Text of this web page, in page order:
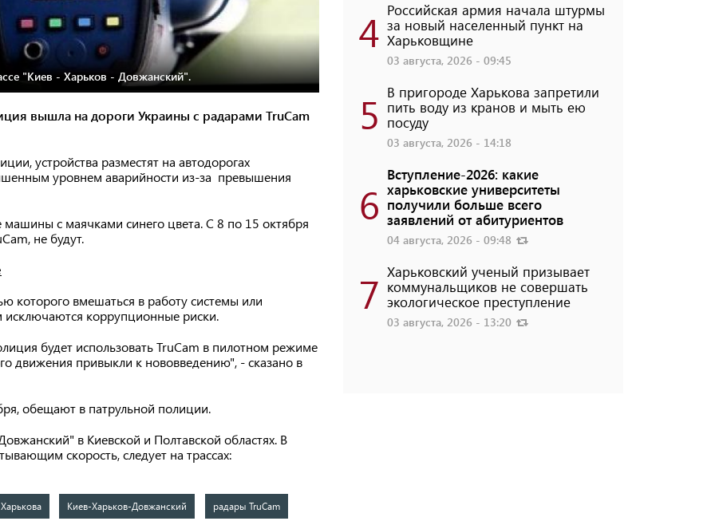
"Киев - Харьков - Довжанский".
вышла на дороги Украины с радарами TruCam
устройства разместят на автодорогах
уровнем аварийности из-за превышения
с маячками синего цвета. С 8 по 15 октября
не будут.
вмешаться в работу системы или
коррупционные риски.
будет использовать TruCam в пилотном режиме
движения привыкли к нововведению", - сказано в
обещают в патрульной полиции.
в Киевской и Полтавской областях. В
скорость, следует на трассах:
Киев-Харьков-Довжанский радары TruCam
4 Российская армия начала штурмы
за новый населенный пункт на
Харьковщине
03 августа, 2026 - 09:45
5 В пригороде Харькова запретили
пить воду из кранов и мыть ею
посуду
03 августа, 2026 - 14:18
6
Вступление-2026: какие
харьковские университеты
получили больше всего
заявлений от абитуриентов
04 августа, 2026 - 09:48
7 Харьковский ученый призывает
коммунальщиков не совершать
экологическое преступление
03 августа, 2026 - 13:20